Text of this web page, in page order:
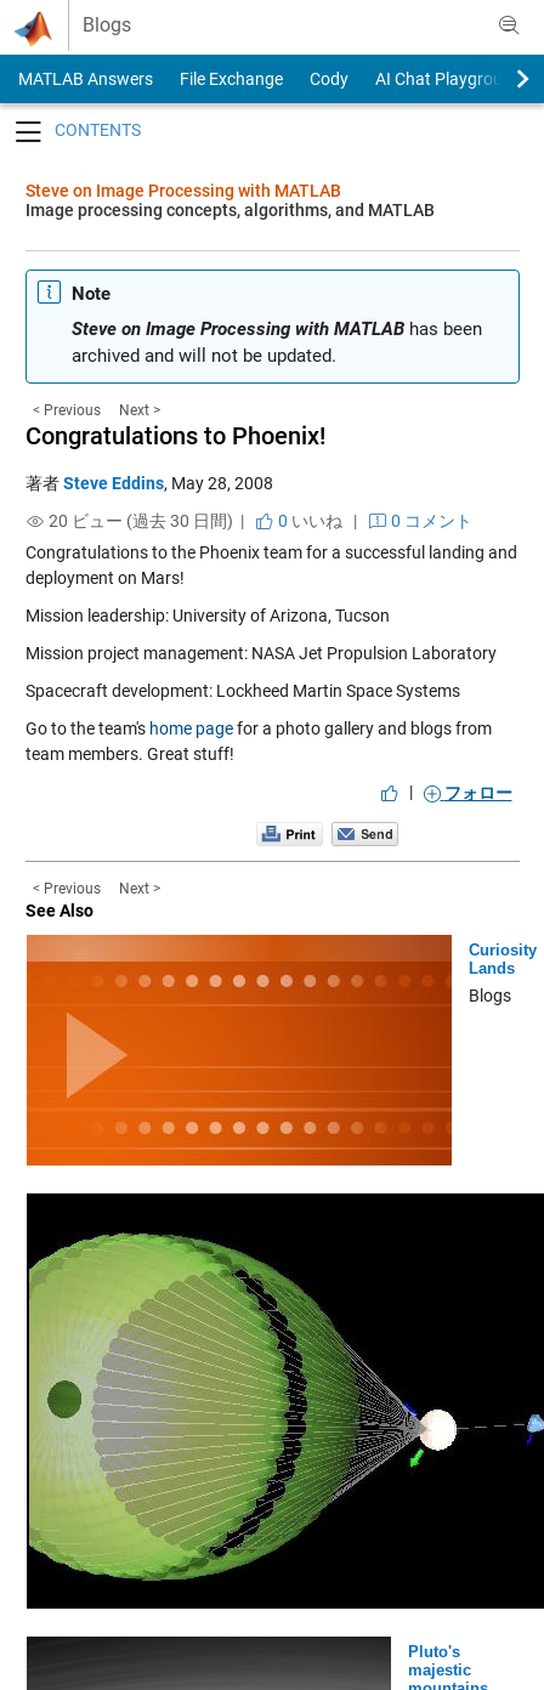
Skip to content
Blogs
MATLAB Answers File Exchange Cody
AI Chat Playground
Steve on Image Processing with MATLAB
Image processing concepts, algorithms, and MATLAB
Note
Steve on Image Processing with MATLABhas been
archived and will not be updated.
< Previous Next >
Congratulations to Phoenix!
著者Steve Eddins, May 28, 2008
20 ビュー (過去 30 日間) |
0 いいね |
0 コメント
Congratulations to the Phoenix team for a successful landing and
deployment on Mars!
Mission leadership: University of Arizona, Tucson
Mission project management: NASA Jet Propulsion Laboratory
Spacecraft development: Lockheed Martin Space Systems
Go to the team's home pagefor a photo gallery and blogs from
team members. Great stuff!
|
フォロー
< Previous Next >
See Also
Curiosity
Lands
Blogs
Pluto's
majestic